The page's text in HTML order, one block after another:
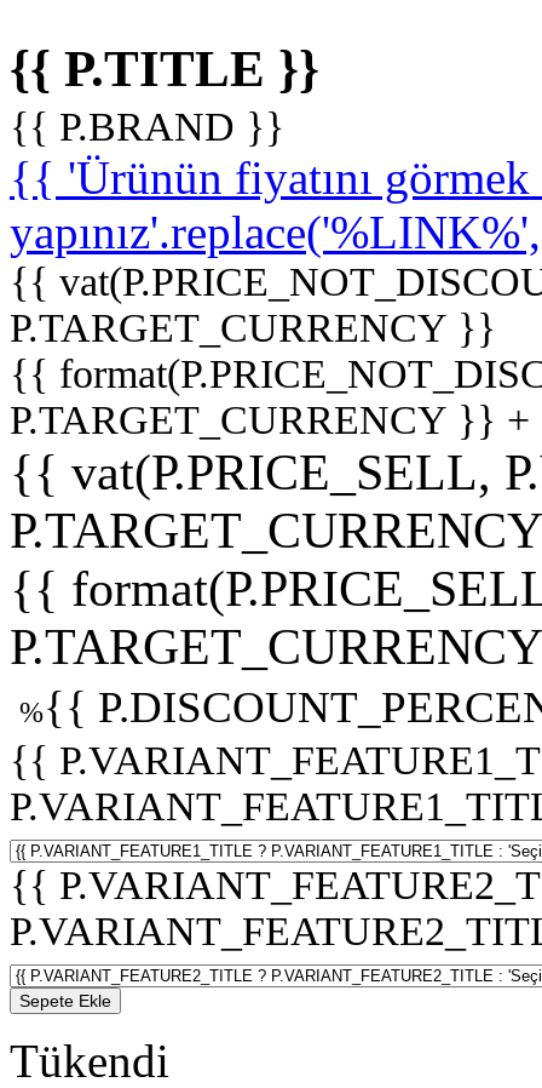
{{ P.TITLE }}
{{ P.BRAND }}
{{ 'Ürünün fiyatını
{{
P.TARGET_CURRENCY }}
{{
P.TARGET_CURRENCY }}
{{ vat(P.PRICE_SELL,
{{
%{{
{{
{{
Sepete Ekle
Tükendi